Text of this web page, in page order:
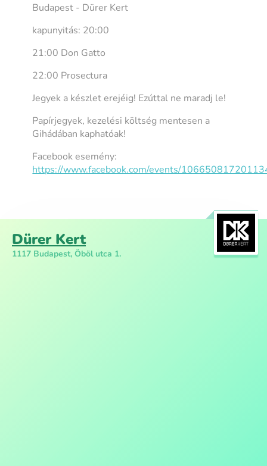
Budapest - Dürer Kert
kapunyitás: 20:00
21:00 Don Gatto
22:00 Prosectura
Jegyek a készlet erejéig! Ezúttal ne maradj le!
Papírjegyek, kezelési költség mentesen a
Gihádában kaphatóak!
Facebook esemény:
https://www.facebook.com/events/
Dürer Kert
1117 Budapest, Öböl utca 1.